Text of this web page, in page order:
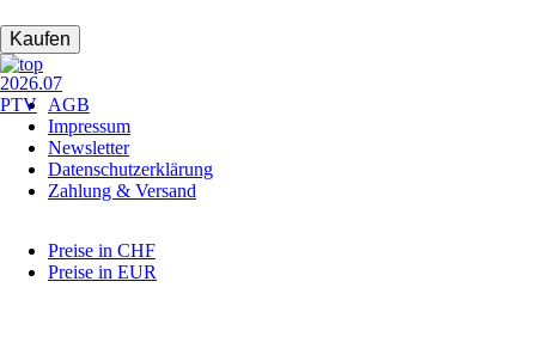
Navigation
überspringen
AGB
Impressum
Newsletter
Datenschutzerklärung
Zahlung & Versand
Preise in CHF
Preise in EUR